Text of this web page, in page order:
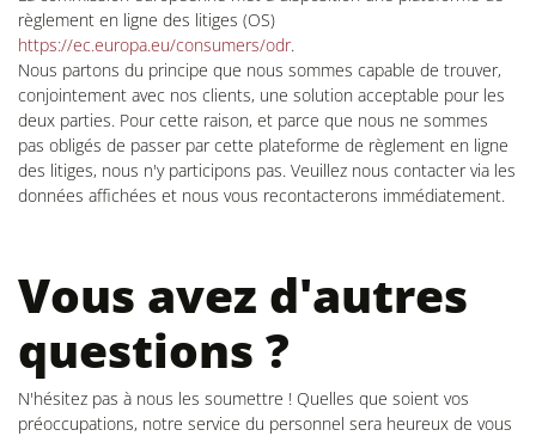
règlement en ligne des litiges (OS)
https://ec.europa.eu/consumers/odr.
Nous partons du principe que nous sommes capable de trouver,
conjointement avec nos clients, une solution acceptable pour les
deux parties. Pour cette raison, et parce que nous ne sommes
pas obligés de passer par cette plateforme de règlement en ligne
des litiges, nous n'y participons pas. Veuillez nous contacter via les
données affichées et nous vous recontacterons immédiatement.
Vous avez d'autres
questions ?
N'hésitez pas à nous les soumettre ! Quelles que soient vos
préoccupations, notre service du personnel sera heureux de vous